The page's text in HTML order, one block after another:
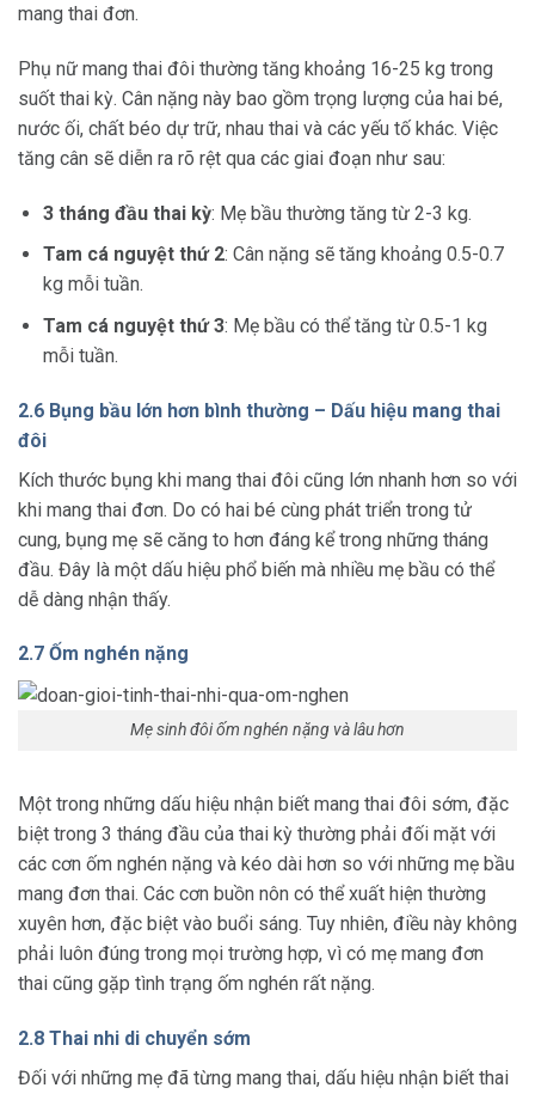
mang thai đơn.
Phụ nữ mang thai đôi thường tăng khoảng 16-25 kg trong
suốt thai kỳ. Cân nặng này bao gồm trọng lượng của hai bé,
nước ối, chất béo dự trữ, nhau thai và các yếu tố khác. Việc
tăng cân sẽ diễn ra rõ rệt qua các giai đoạn như sau:
3 tháng đầu thai kỳ: Mẹ bầu thường tăng từ 2-3 kg.
Tam cá nguyệt thứ 2: Cân nặng sẽ tăng khoảng 0.5-0.7
kg mỗi tuần.
Tam cá nguyệt thứ 3: Mẹ bầu có thể tăng từ 0.5-1 kg
mỗi tuần.
2.6 Bụng bầu lớn hơn bình thường – Dấu hiệu mang thai
đôi
Kích thước bụng khi mang thai đôi cũng lớn nhanh hơn so với
khi mang thai đơn. Do có hai bé cùng phát triển trong tử
cung, bụng mẹ sẽ căng to hơn đáng kể trong những tháng
đầu. Đây là một dấu hiệu phổ biến mà nhiều mẹ bầu có thể
dễ dàng nhận thấy.
2.7 Ốm nghén nặng
Mẹ sinh đôi ốm nghén nặng và lâu hơn
Một trong những dấu hiệu nhận biết mang thai đôi sớm, đặc
biệt trong 3 tháng đầu của thai kỳ thường phải đối mặt với
các cơn ốm nghén nặng và kéo dài hơn so với những mẹ bầu
mang đơn thai. Các cơn buồn nôn có thể xuất hiện thường
xuyên hơn, đặc biệt vào buổi sáng. Tuy nhiên, điều này không
phải luôn đúng trong mọi trường hợp, vì có mẹ mang đơn
thai cũng gặp tình trạng ốm nghén rất nặng.
2.8 Thai nhi di chuyển sớm
Đối với những mẹ đã từng mang thai, dấu hiệu nhận biết thai